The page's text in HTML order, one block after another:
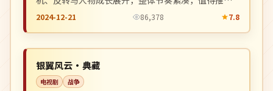
观看。
2024-12-21 86,378 7.8
英国
银翼风云·典藏
电视剧 战争